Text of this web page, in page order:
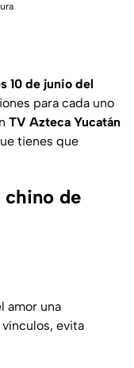
10 de junio del
para cada uno
TV Azteca Yucatán
tienes que
chino de
amor una
evita